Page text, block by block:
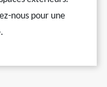
nous pour une